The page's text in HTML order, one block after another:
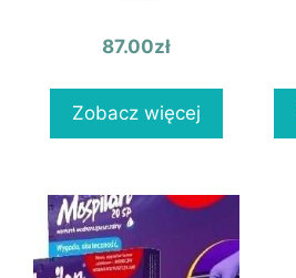
87.00zł
Zobacz więcej